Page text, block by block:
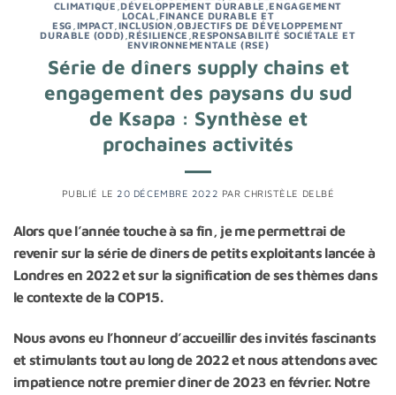
CLIMATIQUE ,DÉVELOPPEMENT DURABLE ,ENGAGEMENT
LOCAL ,FINANCE DURABLE ET
ESG IMPACT, INCLUSION ,OBJECTIFS DE DÉVELOPPEMENT
DURABLE (ODD) ,RÉSILIENCE ,RESPONSABILITÉ SOCIÉTALE ET
ENVIRONNEMENTALE (RSE)
Série de dîners supply chains et
engagement des paysans du sud
de Ksapa : Synthèse et
prochaines activités
PUBLIÉ LE 20 DÉCEMBRE 2022 PAR CHRISTÈLE DELBÉ
Alors que l’année touche à sa fin, je me permettrai de
revenir sur la série de dîners de petits exploitants lancée à
Londres en 2022 et sur la signification de ses thèmes dans
le contexte de la COP15.
Nous avons eu l’honneur d’accueillir des invités fascinants
et stimulants tout au long de 2022 et nous attendons avec
impatience notre premier dîner de 2023 en février. Notre